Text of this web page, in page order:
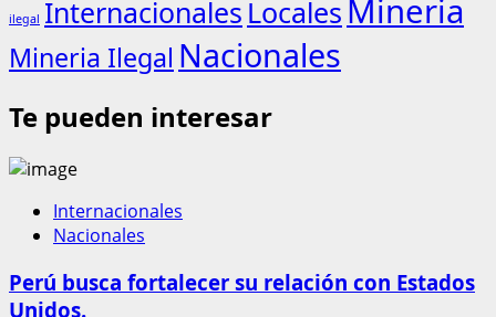
ilegal Internacionales Locales Mineria
Mineria Ilegal Nacionales
Te pueden interesar
Internacionales
Nacionales
Perú busca fortalecer su relación con Estados
Unidos.